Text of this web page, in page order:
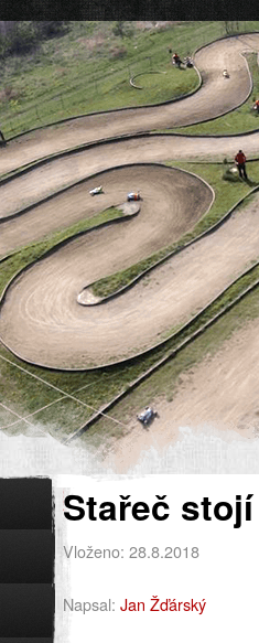
Stařeč
Vloženo: 28.8.2018
Napsal: Jan Žďárský